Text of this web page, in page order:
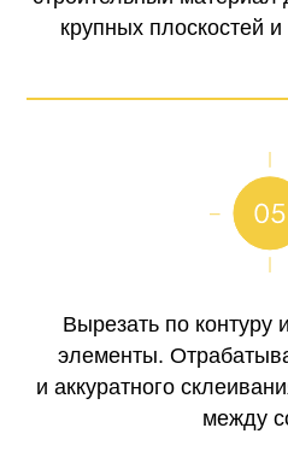
крупных плоскостей
Вырезать по контуру
элементы.
и аккуратного
между